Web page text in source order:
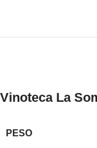
Vinoteca La
PESO